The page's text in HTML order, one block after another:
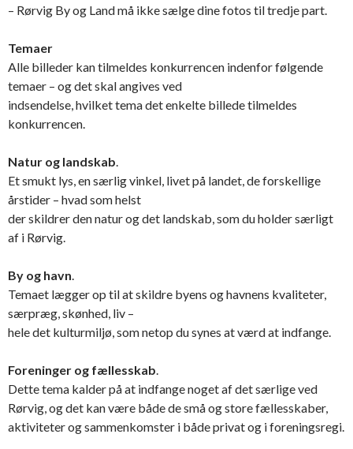
– Rørvig By og Land må ikke sælge dine fotos til tredje part.
Temaer
Alle billeder kan tilmeldes konkurrencen indenfor følgende
temaer – og det skal angives ved
indsendelse, hvilket tema det enkelte billede tilmeldes
konkurrencen.
Natur og landskab.
Et smukt lys, en særlig vinkel, livet på landet, de forskellige
årstider – hvad som helst
der skildrer den natur og det landskab, som du holder særligt
af i Rørvig.
By og havn.
Temaet lægger op til at skildre byens og havnens kvaliteter,
særpræg, skønhed, liv –
hele det kulturmiljø, som netop du synes at værd at indfange.
Foreninger og fællesskab.
Dette tema kalder på at indfange noget af det særlige ved
Rørvig, og det kan være både de små og store fællesskaber,
aktiviteter og sammenkomster i både privat og i foreningsregi.